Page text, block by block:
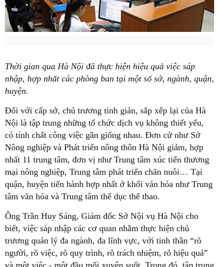
Thời gian qua Hà Nội đã thực hiện hiệu quả việc sáp
nhập, hợp nhất các phòng ban tại một số sở, ngành, quận,
huyện.
Đối với cấp sở, chủ trương tinh giản, sắp xếp lại của Hà
Nội là tập trung những tổ chức dịch vụ không thiết yếu,
có tính chất công việc gần giống nhau. Đơn cử như Sở
Nông nghiệp và Phát triển nông thôn Hà Nội giảm, hợp
nhất 11 trung tâm, đơn vị như Trung tâm xúc tiến thương
mại nông nghiệp, Trung tâm phát triển chăn nuôi… Tại
quận, huyện tiến hành hợp nhất ở khối văn hóa như Trung
tâm văn hóa và Trung tâm thể dục thể thao.
Ông Trần Huy Sáng, Giám đốc Sở Nội vụ Hà Nội cho
biết, việc sáp nhập các cơ quan nhằm thực hiện chủ
trương quản lý đa ngành, đa lĩnh vực, với tinh thần “rõ
người, rõ việc, rõ quy trình, rõ trách nhiệm, rõ hiệu quả”